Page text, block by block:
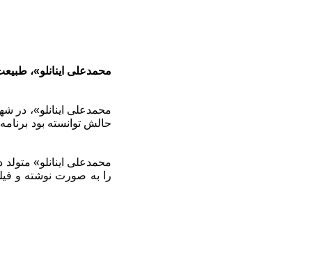
حالش توانسته بود
را به صورت نوشته و